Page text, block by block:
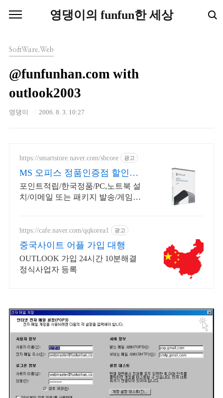
영댕이의 funfun한 세상
SoftWare.Web
@funfunhan.com with
outlook2003
영댕이 2006. 8. 3. 10:27
https://smartstore.naver.com/sbcore 광고
MS 오피스 정품인증점 할인적
립을 확인하세요!
포인트적립/한국정품/PC,노트북 설
치/이메일 또는 패키지 발송/게임용
https://cafe.naver.com/qqkorea1 광고
중국사이트 어플 가입 대행
OUTLOOK 가입 24시간 10분해결
정식사업자 등록